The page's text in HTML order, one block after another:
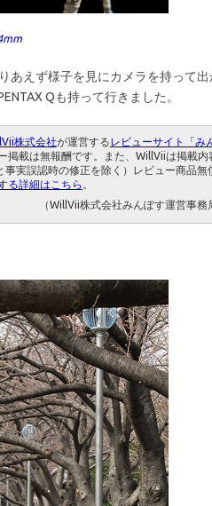
えず様子を見にカメラを持って出
Qも持って行きました。
株式会社が運営するレビューサイト「み
掲載は無報酬です。また、WillViiは掲載内
実誤認時の修正を除く）レビュー商品無
る詳細はこちら 。
（WillVii株式会社みんぽす運営事務